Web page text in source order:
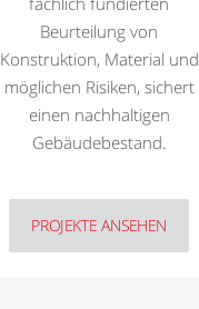
Beurteilung von
Konstruktion, Material und
möglichen Risiken, sichert
einen nachhaltigen
Gebäudebestand.
PROJEKTE ANSEHEN